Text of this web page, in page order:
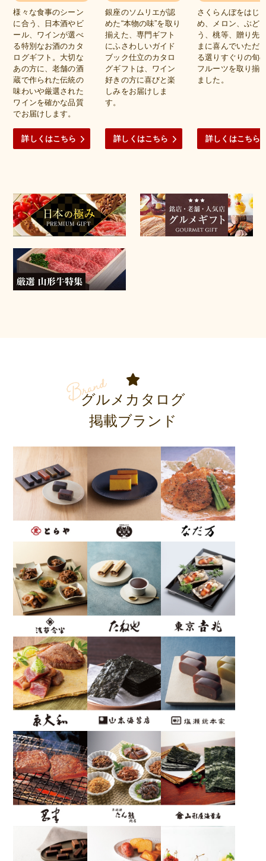
様々な食事のシーン
に合う、日本酒やビ
ール、ワインが選べ
る特別なお酒のカタ
ログギフト。大切な
あの方に、老舗の酒
蔵で作られた伝統の
味わいや厳選された
ワインを確かな品質
でお届けします。
詳しくはこちら
銀座のソムリエが認
めた“本物の味”を取り
揃えた、専門ギフト
にふさわしいガイド
ブック仕立のカタロ
グギフトは、ワイン
好きの方に喜びと楽
しみをお届けしま
す。
詳しくはこちら
さくらんぼをはじ
め、メロン、ぶど
う、桃等、贈り先
まに喜んでいただ
る選りすぐりの旬
フルーツを取り揃
ました。
詳しくはこちら
グルメカタログ
掲載ブランド